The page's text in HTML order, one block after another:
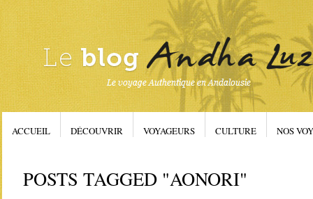
ACCUEIL DÉCOUVRIR VOYAGEURS CULTURE NOS
POSTS TAGGED "AONORI"